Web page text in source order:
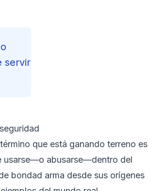
servir
que está ganando terreno es
usarse—o abusarse—dentro del
bondad arma desde sus orígenes